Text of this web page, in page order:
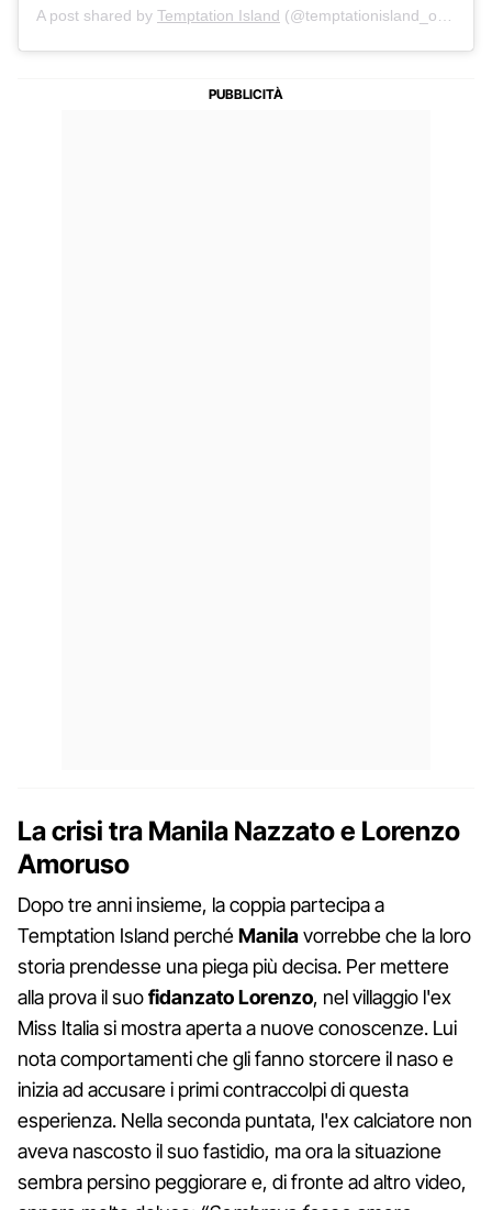
A post shared by Temptation Island (@temptationisland_official) on
La crisi tra Manila Nazzato e Lorenzo
Amoruso
Dopo tre anni insieme, la coppia partecipa a
Temptation Island perchéManilavorrebbe che la loro
storia prendesse una piega più decisa. Per mettere
alla prova il suofidanzato Lorenzo, nel villaggio l'ex
Miss Italia si mostra aperta a nuove conoscenze. Lui
nota comportamenti che gli fanno storcere il naso e
inizia ad accusare i primi contraccolpi di questa
esperienza. Nella seconda puntata, l'ex calciatore non
aveva nascosto il suo fastidio, ma ora la situazione
sembra persino peggiorare e, di fronte ad altro video,